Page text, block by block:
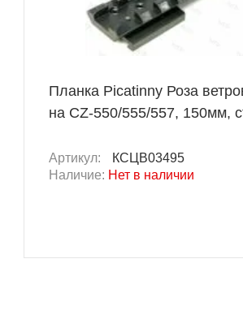
Планка Picatinny Роза
на CZ-550/555/557, 150мм,
Артикул:
КСЦВ03495
Наличие: Нет в наличии